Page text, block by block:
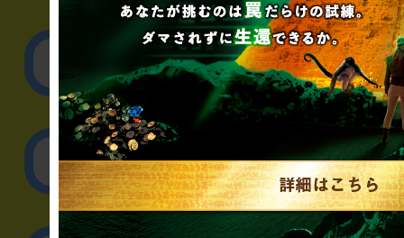
リアル脱出ゲーム制作
取材に関するお